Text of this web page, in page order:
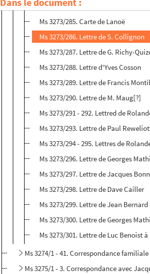
Ms 3273/284. Carte de Pie-
Ms 3273/285. Carte de Lanoë
Ms 3273/286. Lettre de S. Collignon
Ms 3273/287. Lettre de G. Richy-
Ms 3273/288. Lettre d'Yves Cosson
Ms 3273/289. Lettre de Francis
Ms 3273/290. Lettre de M. Maug[?]
Ms 3273/291 - 292. Lettred de
Ms 3273/293. Lettre de Paul
Ms 3273/294 - 295. Lettres de
Ms 3273/296. Lettre de Georges
Ms 3273/297. Lettre de Jacques
Ms 3273/298. Lettre de Dave Cailler
Ms 3273/299. Lettre de Jean Bernard
Ms 3273/300. Lettre de Georges
Ms 3273/301. Lettre de Luc Benoist
Ms 3274/1 - 41. Correspondance
Ms 3275/1 - 3. Correspondance avec